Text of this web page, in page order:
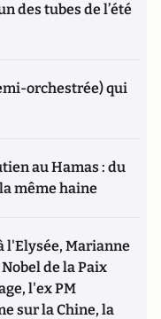
des tubes de l’été
orchestrée) qui
au Hamas : du
même haine
l'Elysée, Marianne
de la Paix
l'ex PM
sur la Chine, la